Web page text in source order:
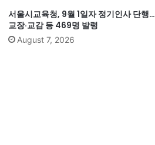
서울시교육청, 9월 1일자 정기인사 단행…
교장·교감 등 469명 발령
August 7, 2026